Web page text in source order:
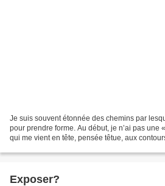
Je suis souvent étonnée des chemins par
pour prendre forme. Au début, je n’ai pas une
qui me vient en tête, pensée têtue, aux
Exposer?